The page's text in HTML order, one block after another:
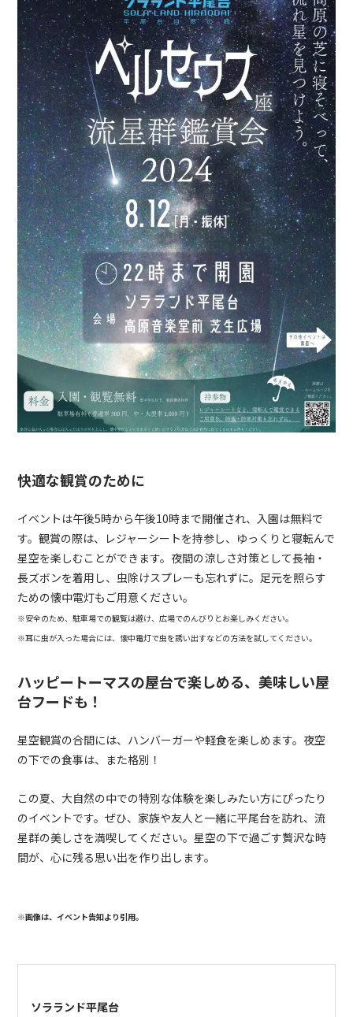
快適な観賞のために
イベントは午後5時から午後10時まで開催され、入園は無料で
す。観賞の際は、レジャーシートを持参し、ゆっくりと寝転んで
星空を楽しむことができます。夜間の涼しさ対策として長袖・
長ズボンを着用し、虫除けスプレーも忘れずに。足元を照らす
ための懐中電灯もご用意ください。
※安全のため、駐車場での観覧は避け、広場でのんびりとお楽しみください。
※耳に虫が入った場合には、懐中電灯で虫を誘い出すなどの方法を試してください。
ハッピートーマスの屋台で楽しめる、美味しい屋
台フードも！
星空観賞の合間には、ハンバーガーや軽食を楽しめます。夜空
の下での食事は、また格別！
この夏、大自然の中での特別な体験を楽しみたい方にぴったり
のイベントです。ぜひ、家族や友人と一緒に平尾台を訪れ、流
星群の美しさを満喫してください。星空の下で過ごす贅沢な時
間が、心に残る思い出を作り出します。
※画像は、イベント告知より引用。
ソラランド平尾台